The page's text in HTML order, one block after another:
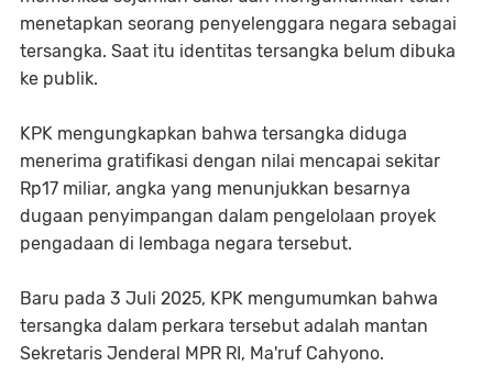
menetapkan seorang penyelenggara negara sebagai
tersangka. Saat itu identitas tersangka belum dibuka
ke publik.
KPK mengungkapkan bahwa tersangka diduga
menerima gratifikasi dengan nilai mencapai sekitar
Rp17 miliar, angka yang menunjukkan besarnya
dugaan penyimpangan dalam pengelolaan proyek
pengadaan di lembaga negara tersebut.
Baru pada 3 Juli 2025, KPK mengumumkan bahwa
tersangka dalam perkara tersebut adalah mantan
Sekretaris Jenderal MPR RI, Ma'ruf Cahyono.